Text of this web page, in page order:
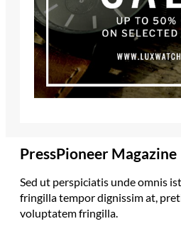
PressPioneer Magazine
Sed ut perspiciatis unde omnis
fringilla tempor dignissim at,
voluptatem fringilla.